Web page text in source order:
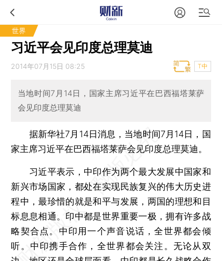
世界
习近平会见印度总理莫迪
2014年07月15日 08:25 T中
当地时间7月14日，国家主席习近平在巴西福塔莱萨
会见印度总理莫迪
据新华社7月14日消息，当地时间7月14日，国
家主席习近平在巴西福塔莱萨会见印度总理莫迪。
习近平表示，中印作为两个最大发展中国家和
新兴市场国家，都处在实现民族复兴的伟大历史进
程中，最珍惜的就是和平与发展，两国的理想和目
标息息相通。印中都是世界重要一极，拥有许多战
略契合点。中印用一个声音说话，全世界都会倾
听。中印携手合作，全世界都会关注。无论从双